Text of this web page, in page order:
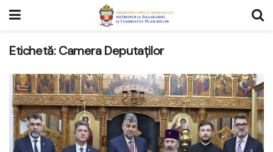
Etichetă:Camera Deputaților